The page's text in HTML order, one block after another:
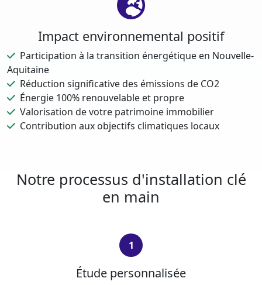
Impact environnemental positif
Participation à la transition énergétique en Nouvelle-
Aquitaine
Réduction significative des émissions de CO2
Énergie 100% renouvelable et propre
Valorisation de votre patrimoine immobilier
Contribution aux objectifs climatiques locaux
Notre processus d'installation clé
en main
1
Étude personnalisée